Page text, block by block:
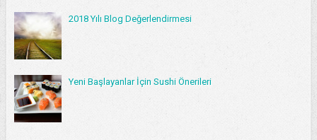
2018 Yılı Blog Değerlendirmesi
Yeni Başlayanlar İçin Sushi Önerileri